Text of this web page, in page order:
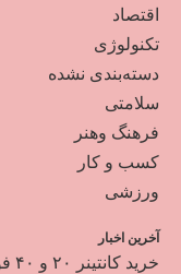
اقتصاد
تکنولوژی
دسته‌بندی نشده
سلامتی
فرهنگ وهنر
کسب و کار
ورزشی
آخرین اخبار
خرید کانتینر ۲۰ و ۴۰ فوت با بهترین قیمت